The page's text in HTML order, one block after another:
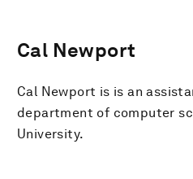
Cal Newport
Cal Newport is is an
department of computer
University.